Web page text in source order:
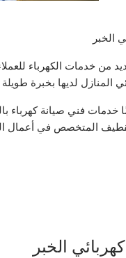
الخبر
من خدمات الكهرباء
المنازل لديها بخبرة
خدمات فني صيانة كهرباء
المتخصص في أعمال
الخبر